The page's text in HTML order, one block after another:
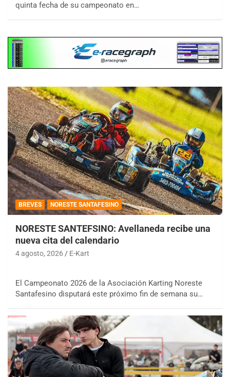
quinta fecha de su campeonato en…
BREVES NORESTE SANTAFESINO
NORESTE SANTEFSINO: Avellaneda recibe una
nueva cita del calendario
4 agosto, 2026 E-Kart
El Campeonato 2026 de la Asociación Karting Noreste
Santafesino disputará este próximo fin de semana su…